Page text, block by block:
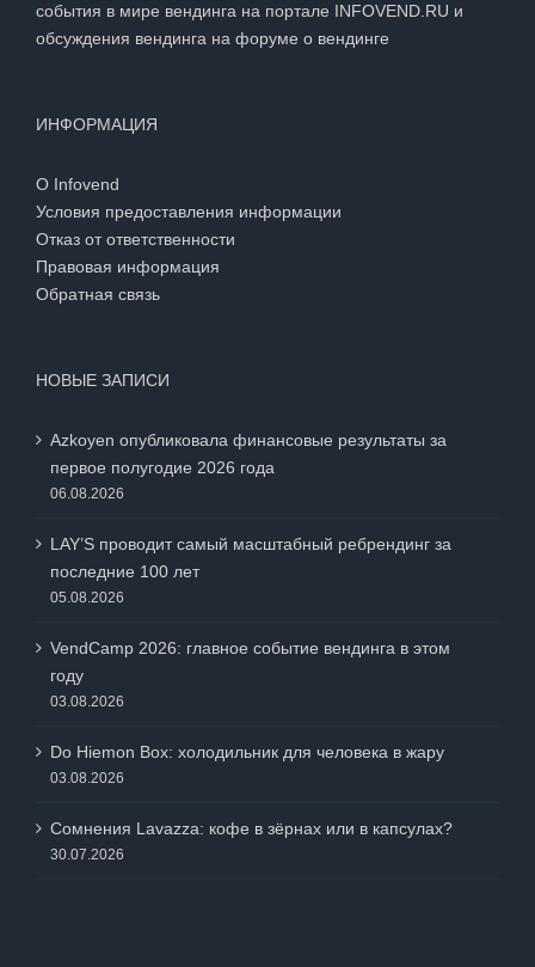
события в мире вендинга на портале INFOVEND.RU и
обсуждения вендинга на форуме о вендинге
ИНФОРМАЦИЯ
О Infovend
Условия предоставления информации
Отказ от ответственности
Правовая информация
Обратная связь
НОВЫЕ ЗАПИСИ
Azkoyen опубликовала финансовые результаты за
первое полугодие 2026 года
06.08.2026
LAY’S проводит самый масштабный ребрендинг за
последние 100 лет
05.08.2026
VendCamp 2026: главное событие вендинга в этом
году
03.08.2026
Do Hiemon Box: холодильник для человека в жару
03.08.2026
Сомнения Lavazza: кофе в зёрнах или в капсулах?
30.07.2026